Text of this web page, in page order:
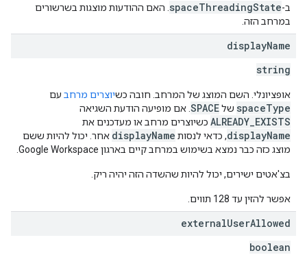
ב-spaceThreadingState . האם ההודעות מוצגות בשרשורים
במרחב הזה.
displayName
string
אופציונלי. השם המוצג של המרחב. חובה כשיוצרים מרחב עם
spaceType שלSPACE . אם מופיעה הודעת השגיאה
ALREADY_EXISTS כשיוצרים מרחב או מעדכנים את
displayName, כדאי לנסות displayName אחר. יכול להיות ששם
מוצג כזה כבר נמצא בשימוש במרחב קיים בארגון Google Workspace.
בצ'אטים ישירים, יכול להיות שהשדה הזה יהיה ריק.
אפשר להזין עד 128 תווים.
externalUserAllowed
boolean